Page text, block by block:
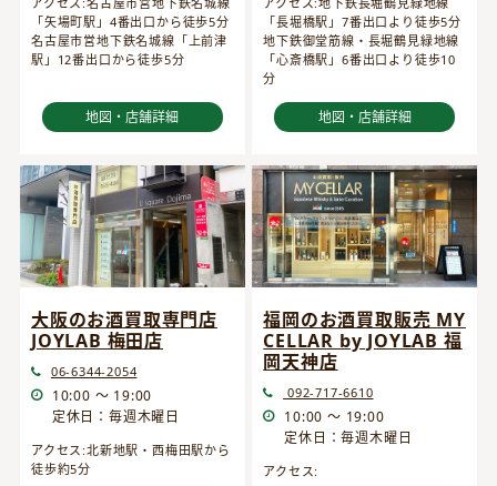
「矢場町駅」4番出口から徒歩5分
名古屋市営地下鉄名城線「上前津
駅」12番出口から徒歩5分
地図・店舗詳細
「長堀橋駅」7番出口より徒歩5分
地下鉄御堂筋線・長堀鶴見緑地線
「心斎橋駅」6番出口より徒歩10
分
地図・店舗詳細
大阪のお酒買取専門店
JOYLAB 梅田店
06-6344-2054
10:00 ～ 19:00
定休日：毎週木曜日
アクセス:北新地駅・西梅田駅から
徒歩約5分
福岡のお酒買取販売 MY
CELLAR by JOYLAB 福
岡天神店
092-717-6610
10:00 ～ 19:00
定休日：毎週木曜日
アクセス: